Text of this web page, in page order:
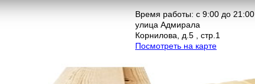
Время работы: с 9:00 до 21:00
улица Адмирала
Корнилова, д.5 , стр.1
Посмотреть на карте